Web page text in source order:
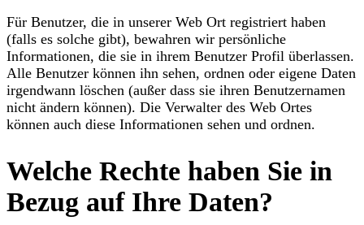
Für Benutzer, die in unserer Web Ort registriert haben
(falls es solche gibt), bewahren wir persönliche
Informationen, die sie in ihrem Benutzer Profil überlassen.
Alle Benutzer können ihn sehen, ordnen oder eigene Daten
irgendwann löschen (außer dass sie ihren Benutzernamen
nicht ändern können). Die Verwalter des Web Ortes
können auch diese Informationen sehen und ordnen.
Welche Rechte haben Sie in
Bezug auf Ihre Daten?